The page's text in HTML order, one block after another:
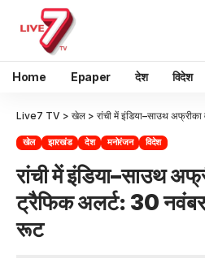
Home Epaper देश विदेश
Live7 TV > खेल > रांची में इंडिया–साउथ अफ्रीका वनडे
खेल झारखंड देश मनोरंजन विदेश
रांची में इंडिया–साउथ
ट्रैफिक अलर्ट: 30
रूट